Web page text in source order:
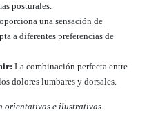
posturales.
una sensación de
a diferentes preferencias de
La combinación perfecta entre
dolores lumbares y dorsales.
orientativas e ilustrativas.